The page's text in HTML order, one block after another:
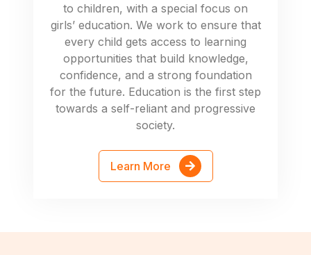
to children, with a special focus on
girls’ education. We work to ensure that
every child gets access to learning
opportunities that build knowledge,
confidence, and a strong foundation
for the future. Education is the first step
towards a self-reliant and progressive
society.
Learn More